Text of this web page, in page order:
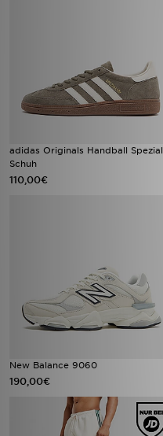
adidas Originals Handball Spezial
Schuh
110,00€
New Balance 9060
190,00€